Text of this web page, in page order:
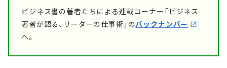
ビジネス書の著者たちによる連載コーナー「ビジネス
著者が語る、リーダーの仕事術」のバックナンバー
へ。